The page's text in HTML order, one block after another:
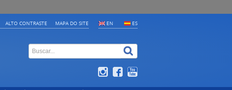
EN ES
ALTO CONTRASTE MAPA DO SITE